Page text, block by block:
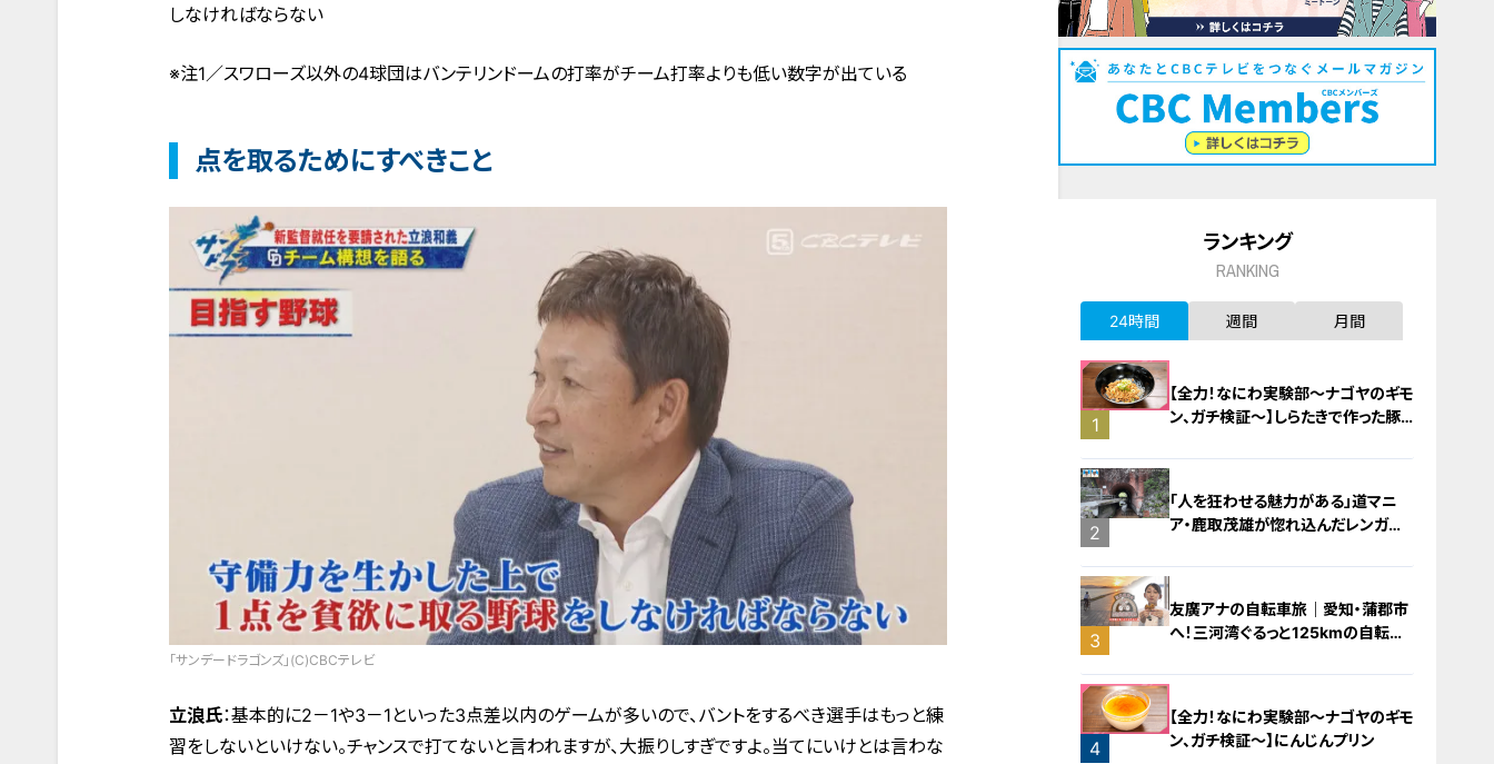
しなければならない
※注1／スワローズ以外の4球団はバンテリンドームの打率がチーム打率よりも低い数字が出ている
点を取るためにすべきこと
「サンデードラゴンズ」(C)CBCテレビ
立浪氏：基本的に2－1や3－1といった3点差以内のゲームが多いので、バントをするべき選手はもっと練
習をしないといけない。チャンスで打てないと言われますが、大振りしすぎですよ。当てにいけとは言わな
ランキング
RANKING
24時間 週間 月間
1
【全力！なにわ実験部～ナゴヤのギモ
ン、ガチ検証～】しらたきで作った豚
2
「人を狂わせる魅力がある」道マニ
ア・鹿取茂雄が惚れ込んだレンガの
3
友廣アナの自転車旅｜愛知・蒲郡市
へ！三河湾ぐるっと125kmの自転車
4
【全力！なにわ実験部～ナゴヤのギモ
ン、ガチ検証～】にんじんプリン